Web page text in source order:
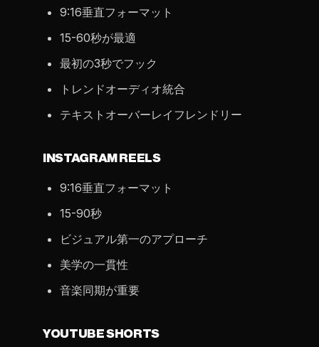
9:16垂直フォーマット
15-60秒が最適
最初の3秒でフック
トレンドオーディオ統合
テキストオーバーレイフレンドリー
INSTAGRAM REELS
9:16垂直フォーマット
15-90秒
ビジュアル第一のアプローチ
美学の一貫性
音楽同期が重要
YOUTUBE SHORTS